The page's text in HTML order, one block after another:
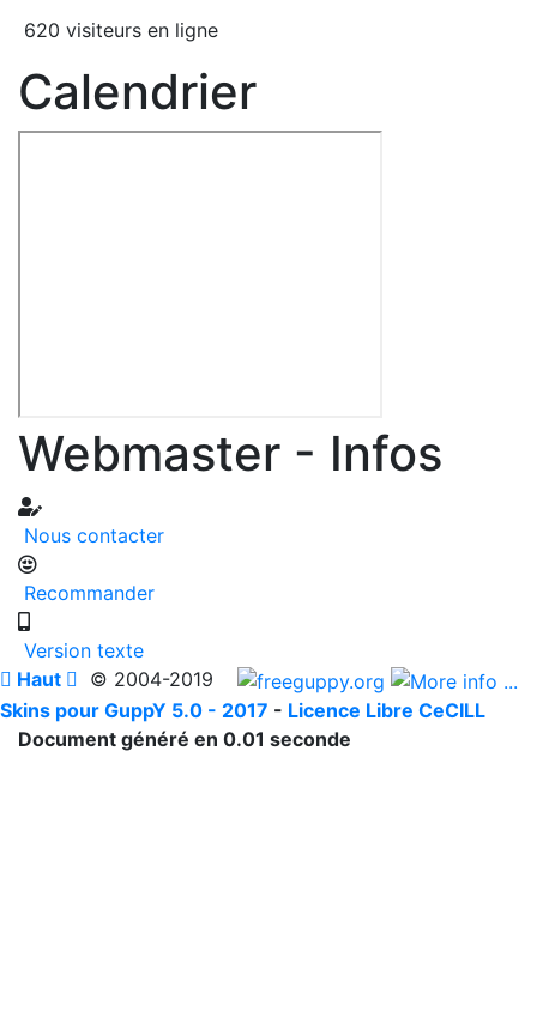
620 visiteurs en ligne
Calendrier
Webmaster - Infos
Nous contacter
Recommander
Version texte
 Haut  © 2004-2019
Skins pour GuppY 5.0 - 2017 - Licence Libre CeCILL
Document généré en 0.01 seconde